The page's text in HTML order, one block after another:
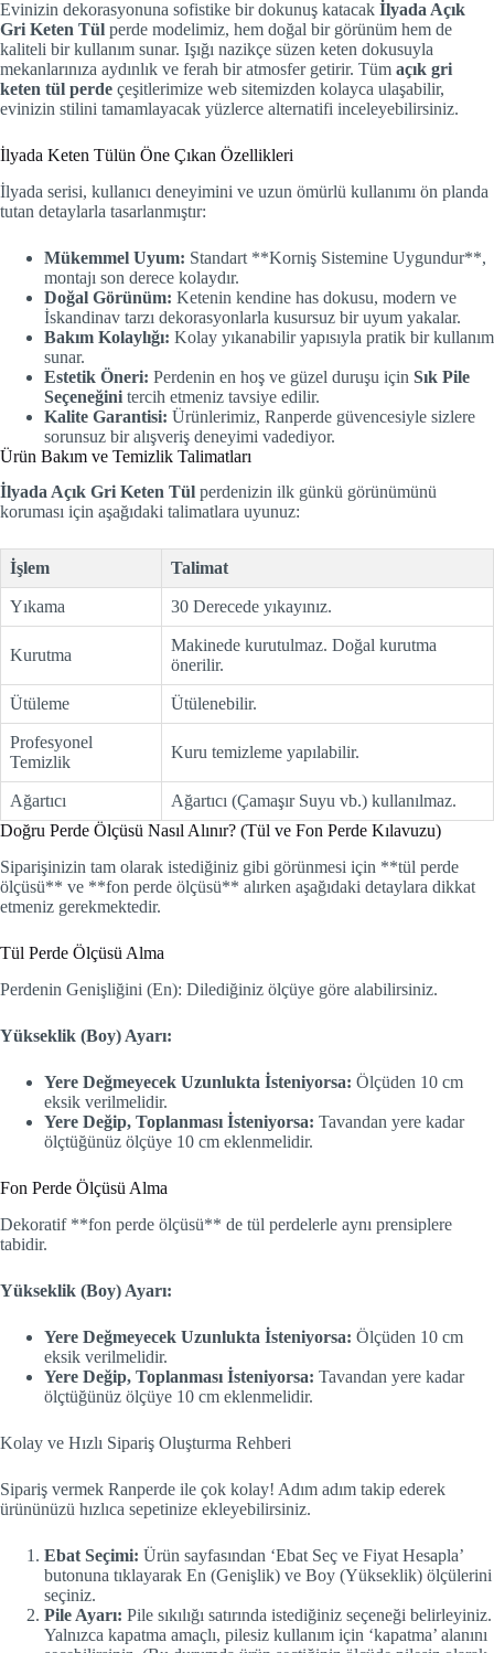
Evinizin dekorasyonuna sofistike bir dokunuş katacak İlyada Açık
Gri Keten Tül perde modelimiz, hem doğal bir görünüm hem de
kaliteli bir kullanım sunar. Işığı nazikçe süzen keten dokusuyla
mekanlarınıza aydınlık ve ferah bir atmosfer getirir. Tüm açık gri
keten tül perde çeşitlerimize web sitemizden kolayca ulaşabilir,
evinizin stilini tamamlayacak yüzlerce alternatifi inceleyebilirsiniz.
İlyada Keten Tülün Öne Çıkan Özellikleri
İlyada serisi, kullanıcı deneyimini ve uzun ömürlü kullanımı ön planda
tutan detaylarla tasarlanmıştır:
Mükemmel Uyum: Standart **Korniş Sistemine Uygundur**,
montajı son derece kolaydır.
Doğal Görünüm: Ketenin kendine has dokusu, modern ve
İskandinav tarzı dekorasyonlarla kusursuz bir uyum yakalar.
Bakım Kolaylığı: Kolay yıkanabilir yapısıyla pratik bir kullanım
sunar.
Estetik Öneri: Perdenin en hoş ve güzel duruşu için Sık Pile
Seçeneğini tercih etmeniz tavsiye edilir.
Kalite Garantisi: Ürünlerimiz, Ranperde güvencesiyle sizlere
sorunsuz bir alışveriş deneyimi vadediyor.
Ürün Bakım ve Temizlik Talimatları
İlyada Açık Gri Keten Tül perdenizin ilk günkü görünümünü
koruması için aşağıdaki talimatlara uyunuz:
İşlem Talimat
Yıkama 30 Derecede yıkayınız.
Kurutma
Makinede kurutulmaz. Doğal kurutma
önerilir.
Ütüleme Ütülenebilir.
Profesyonel
Temizlik
Kuru temizleme yapılabilir.
Ağartıcı
Ağartıcı (Çamaşır Suyu vb.) kullanılmaz.
Doğru Perde Ölçüsü Nasıl Alınır? (Tül ve Fon Perde Kılavuzu)
Siparişinizin tam olarak istediğiniz gibi görünmesi için **tül perde
ölçüsü** ve **fon perde ölçüsü** alırken aşağıdaki detaylara dikkat
etmeniz gerekmektedir.
Tül Perde Ölçüsü Alma
Perdenin Genişliğini (En): Dilediğiniz ölçüye göre alabilirsiniz.
Yükseklik (Boy) Ayarı:
Yere Değmeyecek Uzunlukta İsteniyorsa: Ölçüden 10 cm
eksik verilmelidir.
Yere Değip, Toplanması İsteniyorsa: Tavandan yere kadar
ölçtüğünüz ölçüye 10 cm eklenmelidir.
Fon Perde Ölçüsü Alma
Dekoratif **fon perde ölçüsü** de tül perdelerle aynı prensiplere
tabidir.
Yükseklik (Boy) Ayarı:
Yere Değmeyecek Uzunlukta İsteniyorsa: Ölçüden 10 cm
eksik verilmelidir.
Yere Değip, Toplanması İsteniyorsa: Tavandan yere kadar
ölçtüğünüz ölçüye 10 cm eklenmelidir.
Kolay ve Hızlı Sipariş Oluşturma Rehberi
Sipariş vermek Ranperde ile çok kolay! Adım adım takip ederek
ürününüzü hızlıca sepetinize ekleyebilirsiniz.
Ebat Seçimi: Ürün sayfasından ‘Ebat Seç ve Fiyat Hesapla’
butonuna tıklayarak En (Genişlik) ve Boy (Yükseklik) ölçülerini
seçiniz.
Pile Ayarı: Pile sıkılığı satırında istediğiniz seçeneği belirleyiniz.
Yalnızca kapatma amaçlı, pilesiz kullanım için ‘kapatma’ alanını